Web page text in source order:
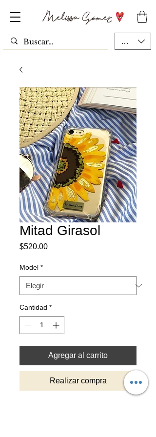
MXN ($)
Mitad Girasol
$520.00Precio
Model *
Cantidad *
Agregar al carrito
Realizar compra